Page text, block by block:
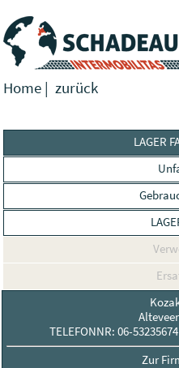
Home |zurück
LAGER
TELEFONNR: 06-
Zur